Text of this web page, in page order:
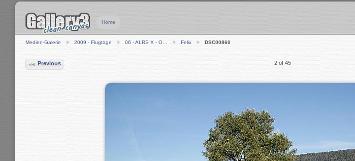
Home
Medien-Galerie 2009 - Flugtage 06 - ALRS X - O… Felix DSC00860
Previous 2 of 45